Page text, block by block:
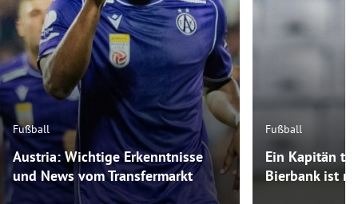
Fußball
Austria: Wichtige Erkenntnisse
und News vom Transfermarkt
Fußball
Ein Kapitän
Bierbank ist